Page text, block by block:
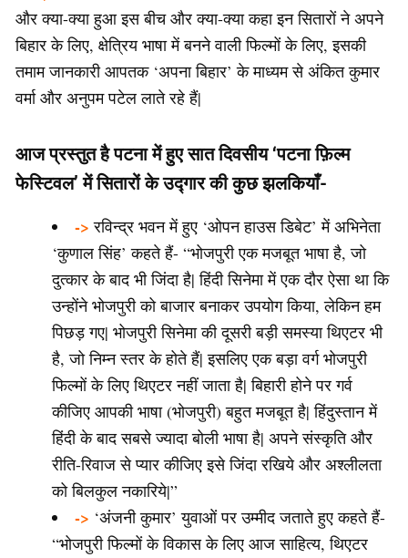
और क्या-क्या हुआ इस बीच और क्या-क्या कहा इन सितारों ने अपने
बिहार के लिए, क्षेत्रिय भाषा में बनने वाली फिल्मों के लिए, इसकी
तमाम जानकारी आपतक ‘अपना बिहार’ के माध्यम से अंकित कुमार
वर्मा और अनुपम पटेल लाते रहे हैं|
आज प्रस्तुत है पटना में हुए सात दिवसीय ‘पटना फ़िल्म
फेस्टिवल’ में सितारों के उद्गार की कुछ झलकियाँ-
-> रविन्द्र भवन में हुए ‘ओपन हाउस डिबेट’ में अभिनेता
‘कुणाल सिंह’ कहते हैं- “भोजपुरी एक मजबूत भाषा है, जो
दुत्कार के बाद भी जिंदा है| हिंदी सिनेमा में एक दौर ऐसा था कि
उन्होंने भोजपुरी को बाजार बनाकर उपयोग किया, लेकिन हम
पिछड़ गए| भोजपुरी सिनेमा की दूसरी बड़ी समस्या थिएटर भी
है, जो निम्न स्तर के होते हैं| इसलिए एक बड़ा वर्ग भोजपुरी
फिल्मों के लिए थिएटर नहीं जाता है| बिहारी होने पर गर्व
कीजिए आपकी भाषा (भोजपुरी) बहुत मजबूत है| हिंदुस्तान में
हिंदी के बाद सबसे ज्यादा बोली भाषा है| अपने संस्कृति और
रीति-रिवाज से प्यार कीजिए इसे जिंदा रखिये और अश्लीलता
को बिलकुल नकारिये|”
-> ‘अंजनी कुमार’ युवाओं पर उम्मीद जताते हुए कहते हैं-
“भोजपुरी फिल्मों के विकास के लिए आज साहित्य, थिएटर